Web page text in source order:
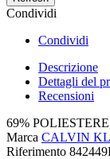
Condividi
Condividi
Descrizione
Dettagli del
Recensioni
69%
Marca CALVIN
Riferimento